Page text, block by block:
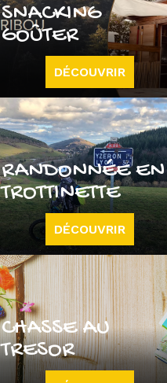
SNACKING
GOÛTER
DÉCOUVRIR
RANDONNÉE EN
TROTTINETTE
DÉCOUVRIR
CHASSE AU
TRESOR